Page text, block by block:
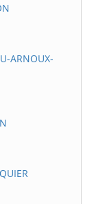
ARNOUX-